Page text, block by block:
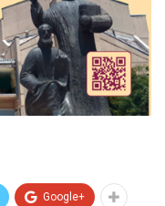
Google+